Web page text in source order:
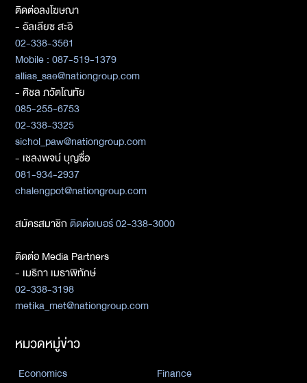
ติดต่อลงโฆษณา
- อัลเลียซ สะอิ
02-338-3561
Mobile : 087-519-1379
allias_sae@nationgroup.com
- ศิชล ภวัตโณทัย
085-255-6753
02-338-3325
sichol_paw@nationgroup.com
- เชลงพจน์ บุญซื่อ
081-934-2937
chalengpot@nationgroup.com
สมัครสมาชิกติดต่อเบอร์ 02-338-3000
ติดต่อ Media Partners
- เมธิกา เมธาพิทักษ์
02-338-3198
metika_met@nationgroup.com
หมวดหมู่ข่าว
Economics
Finance